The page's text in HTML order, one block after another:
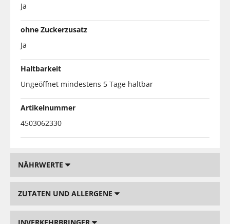
Ja
ohne Zuckerzusatz
Ja
Haltbarkeit
Ungeöffnet mindestens 5 Tage haltbar
Artikelnummer
4503062330
NÄHRWERTE
ZUTATEN UND ALLERGENE
INVERKEHRBRINGER